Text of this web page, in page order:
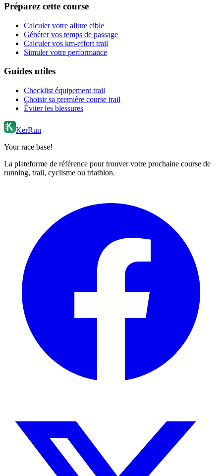
Préparez cette course
Calculer votre allure cible
Générer vos temps de passage
Calculer vos km-effort trail
Simuler votre performance
Guides utiles
Checklist équipement trail
Choisir sa première course trail
Éviter les blessures
KerRun
Your race base!
La plateforme de référence pour trouver votre prochaine course de
running, trail, cyclisme ou triathlon.